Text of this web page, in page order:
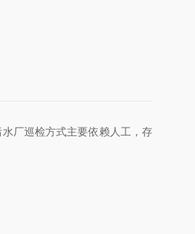
厂巡检方式主要依赖人工，存